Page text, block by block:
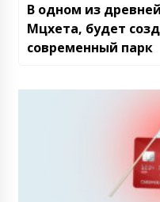
В одном из
Мцхета, будет
современный парк